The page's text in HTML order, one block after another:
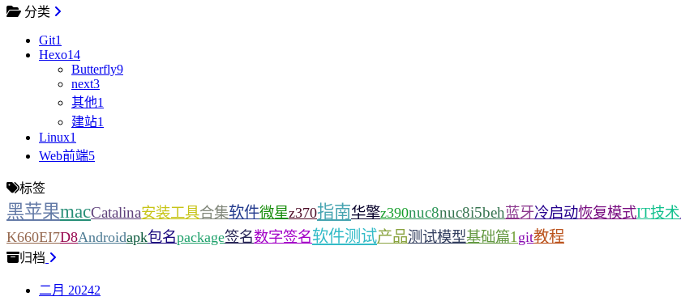
分类
Git1
Hexo14
Butterfly9
next3
其他1
建站1
Linux1
Web前端5
标签
黑苹果macCatalina安装工具合集软件微星z370指南华擎z390nuc8nuc8i5beh蓝牙冷启动恢复模式IT技术
K660EI7D8Androidapk包名package签名数字签名软件测试产品测试模型基础篇1 git教程
归档
二月 20242